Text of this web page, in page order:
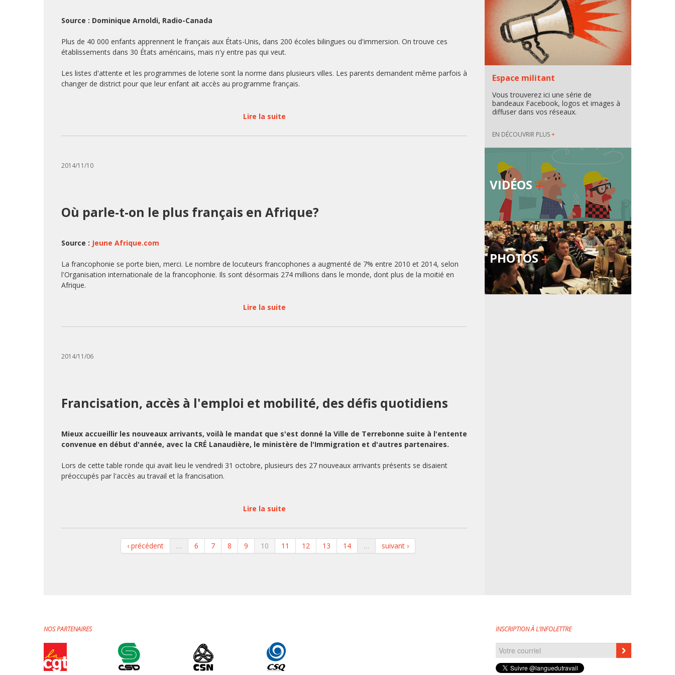
Source : Dominique Arnoldi, Radio-Canada
Plus de 40 000 enfants apprennent le français aux États-Unis, dans 200 écoles bilingues ou d'immersion. On trouve ces
établissements dans 30 États américains, mais n'y entre pas qui veut.
Les listes d'attente et les programmes de loterie sont la norme dans plusieurs villes. Les parents demandent même parfois à
changer de district pour que leur enfant ait accès au programme français.
Lire la suite
2014/11/10
Où parle-t-on le plus français en Afrique?
Source : Jeune Afrique.com
La francophonie se porte bien, merci. Le nombre de locuteurs francophones a augmenté de 7% entre 2010 et 2014, selon
l'Organisation internationale de la francophonie. Ils sont désormais 274 millions dans le monde, dont plus de la moitié en
Afrique.
Lire la suite
2014/11/06
Francisation, accès à l'emploi et mobilité, des défis quotidiens
Mieux accueillir les nouveaux arrivants, voilà le mandat que s'est donné la Ville de Terrebonne suite à l'entente
convenue en début d'année, avec la CRÉ Lanaudière, le ministère de l'Immigration et d'autres partenaires.
Lors de cette table ronde qui avait lieu le vendredi 31 octobre, plusieurs des 27 nouveaux arrivants présents se disaient
préoccupés par l'accès au travail et la francisation.
Lire la suite
‹ précédent … 6 7 8 9 10 11 12 13 14 … suivant ›
Espace militant
Vous trouverez ici une série de
bandeaux Facebook, logos et images à
diffuser dans vos réseaux.
EN DÉCOUVRIR PLUS+
VIDÉOS
PHOTOS
NOS PARTENAIRES INSCRIPTION À L'INFOLETTRE
Courriel
*